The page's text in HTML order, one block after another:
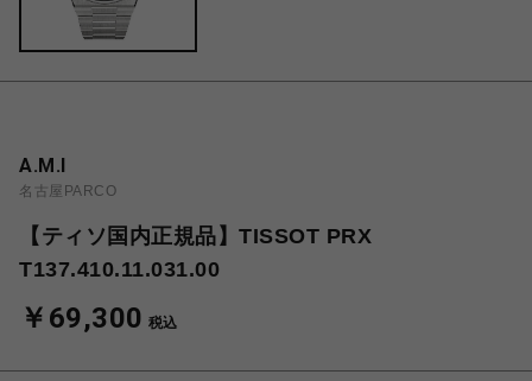
A.M.I
名古屋PARCO
【ティソ国内正規品】TISSOT PRX
T137.410.11.031.00
￥69,300 税込